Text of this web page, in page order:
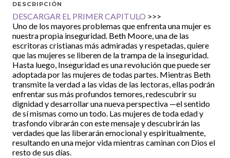
DESCRIPCIÓN
DESCARGAR EL PRIMER CAPITULO >>>
Uno de los mayores problemas que enfrenta una mujer es
nuestra propia inseguridad. Beth Moore, una de las
escritoras cristianas más admiradas y respetadas, quiere
que las mujeres se liberen de la trampa de la inseguridad.
Hasta luego, Inseguridad es una revolución que puede ser
adoptada por las mujeres de todas partes. Mientras Beth
transmite la verdad a las vidas de las lectoras, ellas podrán
enfrentar sus más profundos temores, redescubrir su
dignidad y desarrollar una nueva perspectiva —el sentido
de sí mismas como un todo. Las mujeres de toda edad y
trasfondo vibrarán con este mensaje y descubrirán las
verdades que las liberarán emocional y espiritualmente,
resultando en una mejor vida mientras caminan con Dios el
resto de sus días.